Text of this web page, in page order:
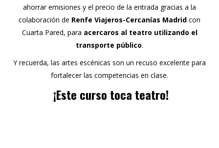
ahorrar emisiones y el precio de la entrada gracias a la
colaboración de Renfe Viajeros-Cercanías Madrid con
Cuarta Pared, para acercaros al teatro utilizando el
transporte público.
Y recuerda, las artes escénicas son un recuso excelente para
fortalecer las competencias en clase.
¡Este curso toca teatro!